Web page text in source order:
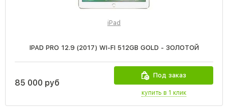
iPad
IPAD PRO 12.9 (2017) WI-FI 512GB GOLD - ЗОЛОТОЙ
85 000 руб
Под заказ
купить в 1 клик